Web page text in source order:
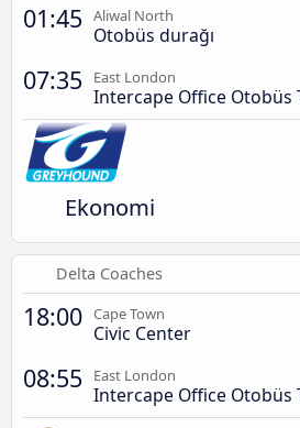
01:45 Aliwal North
Otobüs durağı
07:35 East London
Intercape Office Otobüs
Ekonomi
Delta Coaches
18:00 Cape Town
Civic Center
08:55 East London
Intercape Office Otobüs